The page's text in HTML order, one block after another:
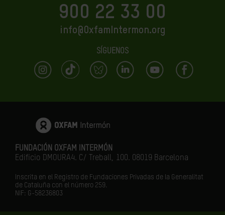
900 22 33 00
info@OxfamIntermon.org
SÍGUENOS
FUNDACIÓN OXFAM INTERMÓN
Edificio DMOURA4. C/ Treball, 100. 08019 Barcelona
Inscrita en el Registro de Fundaciones Privadas de la Generalitat
de Cataluña con el número 259.
NIF: G-58236803